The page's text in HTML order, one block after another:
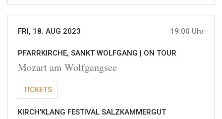
FRI, 18. AUG 2023 19:00 Uhr
PFARRKIRCHE, SANKT WOLFGANG | ON TOUR
Mozart am Wolfgangsee
TICKETS
KIRCH'KLANG FESTIVAL SALZKAMMERGUT